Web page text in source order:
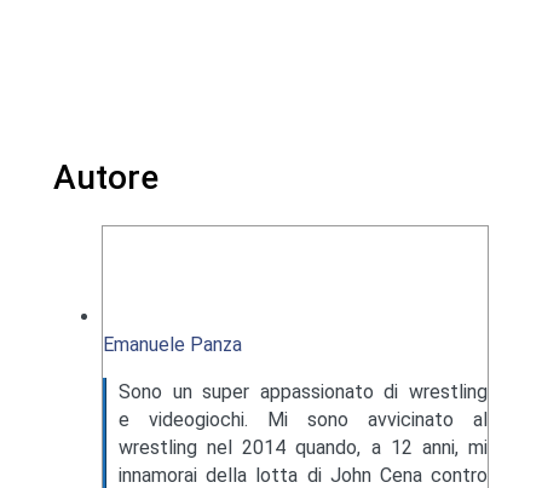
Autore
Emanuele Panza
Sono un super appassionato di wrestling
e videogiochi. Mi sono avvicinato al
wrestling nel 2014 quando, a 12 anni, mi
innamorai della lotta di John Cena contro